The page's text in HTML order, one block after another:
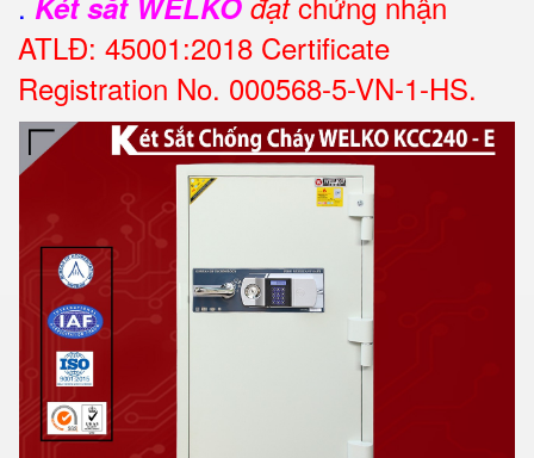
ATLĐ: 45001:2018 Certificate
Registration No. 000568-5-VN-1-HS.